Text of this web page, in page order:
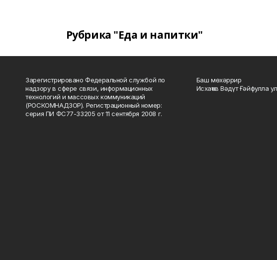
Рубрика "Еда и напитки"
Зарегистрировано Федеральной службой по
надзору в сфере связи, информационных
технологий и массовых коммуникаций
(РОСКОМНАДЗОР). Регистрационный номер:
серия ПИ ФС77-33205 от 11 сентября 2008 г.
Баш мөхәррир
Исхаҡов Вәдүт Ғәйфулла